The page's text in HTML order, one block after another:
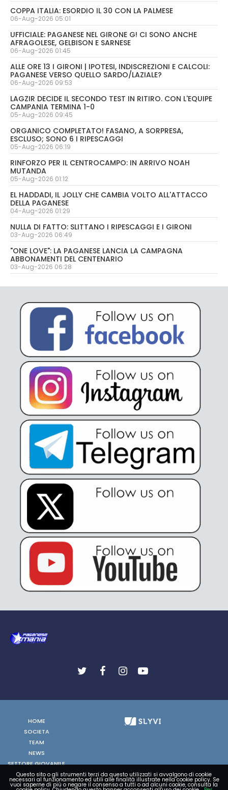
COPPA ITALIA: ESORDIO IL 30 CON LA PALMESE
06-Aug-2026 05:01
UFFICIALE: PAGANESE NEL GIRONE G! CI SONO ANCHE
AFRAGOLESE, GELBISON E SARNESE
06-Aug-2026 01:45
ALLE ORE 13 I GIRONI | IPOTESI, INDISCREZIONI E CALCOLI:
PAGANESE VERSO QUELLO SARDO/LAZIALE?
06-Aug-2026 09:53
LAGZIR DECIDE IL SECONDO TEST IN RITIRO. CON L'EQUIPE
CAMPANIA TERMINA 1-0
05-Aug-2026 09:45
ORGANICO COMPLETATO! FASANO, A SORPRESA,
ESCLUSO; SONO 6 I RIPESCAGGI
05-Aug-2026 06:19
RINFORZO PER IL CENTROCAMPO: IN ARRIVO NOAH
MUTANDA
05-Aug-2026 01:12
EL HADDADI, IL JOLLY CHE CAMBIA VOLTO ALL'ATTACCO
DELLA PAGANESE
04-Aug-2026 01:29
NULLA DI FATTO: SLITTANO I RIPESCAGGI E I GIRONI
03-Aug-2026 06:49
"ONE LOVE": LA PAGANESE LANCIA LA CAMPAGNA
ABBONAMENTI DEL CENTENARIO
03-Aug-2026 06:28
HOME
SOCIETA
TEAM
NEWS
SETTORE GIOVANILE
FOTO
VIDEO
Questo sito o gli strumenti terzi da questo utilizzati si avvalgono di cookie
necessari al funzionamento ed utili alle finalità illustrate nella cookie policy. Se
vuoi saperne di più o negare il consenso a tutti o ad alcuni cookie, consulta la